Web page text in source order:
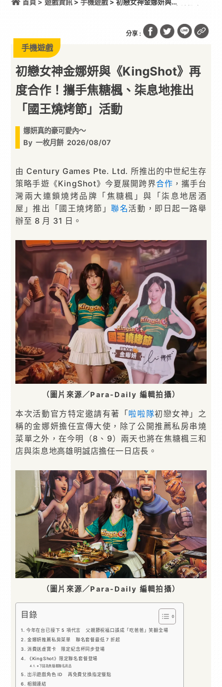
首頁 > 遊戲資訊> 手機遊戲> 初戀女神金娜妍與
分享 :
手機遊戲
初戀女神金娜妍與《KingShot》再
度合作！攜手焦糖楓、柒息地推出
「國王燒烤節」活動
娜妍真的豪可愛內～
By 一枚月餅 2026/08/07
由 Century Games Pte. Ltd. 所推出的中世紀生存
策略手遊《KingShot》今夏展開跨界合作 ，攜手台
灣兩大連鎖燒烤品牌「焦糖楓」與「柒息地居酒
屋」推出「國王燒烤節」聯名活動，即日起一路舉
辦至 8 月 31 日。
（圖片來源／Para-Daily 編輯拍攝）
本次活動官方特定邀請有著「 啦啦隊初戀女神」之
稱的金娜妍擔任宣傳大使，除了公開推薦私房串燒
菜單之外，在今明（8、9）兩天也將在焦糖楓三和
店與柒息地高雄明誠店擔任一日店長。
（圖片來源／Para-Daily 編輯拍攝）
目錄
今年在台已接下 5 項代言 父親節祝福口誤成「吃爸爸」笑翻全場
金娜妍推薦私房菜單 聯名套餐最低 7 折起
消費送虛寶卡 限定紀念杯同步登場
《KingShot》限定聯名套餐登場
※下圖為焦糖楓聯名商品
出示遊戲角色 ID 再免費兌換指定餐點
相關連結